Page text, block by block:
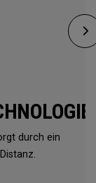
durch ein